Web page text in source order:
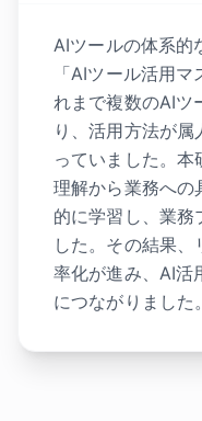
AIツールの体系的
「AIツール活用
れまで複数のAIツ
り、活用方法が
っていました。
理解から業務への
的に学習し、業務
した。その結果
率化が進み、AI活
につながりました。